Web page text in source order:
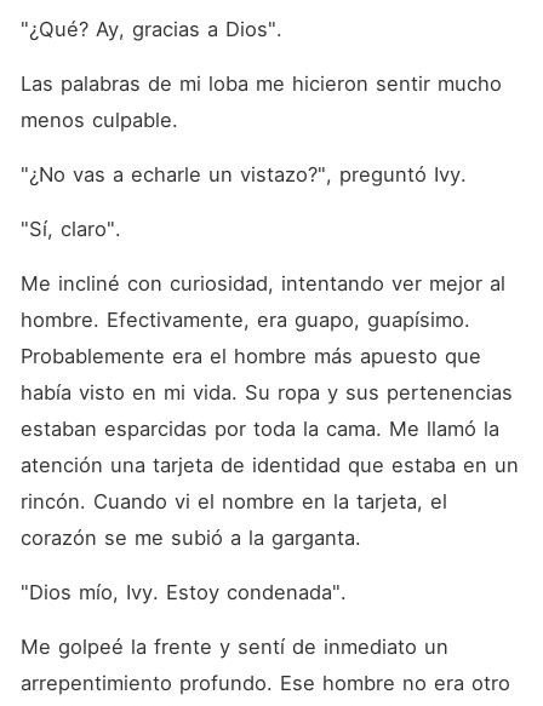
"¿Qué? Ay, gracias a Dios".
Las palabras de mi loba me hicieron sentir mucho
menos culpable.
"¿No vas a echarle un vistazo?", preguntó Ivy.
"Sí, claro".
Me incliné con curiosidad, intentando ver mejor al
hombre. Efectivamente, era guapo, guapísimo.
Probablemente era el hombre más apuesto que
había visto en mi vida. Su ropa y sus pertenencias
estaban esparcidas por toda la cama. Me llamó la
atención una tarjeta de identidad que estaba en un
rincón. Cuando vi el nombre en la tarjeta, el
corazón se me subió a la garganta.
"Dios mío, Ivy. Estoy condenada".
Me golpeé la frente y sentí de inmediato un
arrepentimiento profundo. Ese hombre no era otro